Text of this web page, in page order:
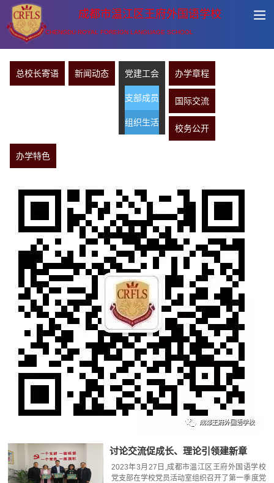
成都市温江区王府外国语学校
CHENGDU ROYAL FOREIGN LANGUAGE SCHOOL
总校长寄语 新闻动态 党建工会
支部成员
组织生活
办学章程
国际交流
校务公开
办学特色
讨论交流促成长、理论引领建新章
2023年3月27日,成都市温江区王府外国语学校
党支部在学校党员活动室组织召开了第一季度党